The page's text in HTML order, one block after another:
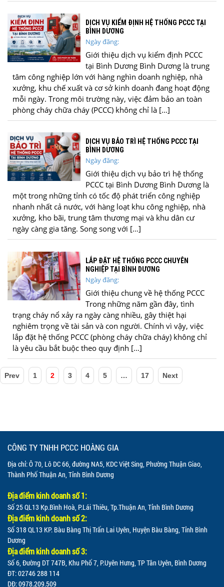
DỊCH VỤ KIỂM ĐỊNH HỆ THỐNG PCCC TẠI
BÌNH DƯƠNG
Ngày đăng:
Giới thiệu dịch vụ kiểm định PCCC
tại Bình Dương Bình Dương là trung
tâm công nghiệp lớn với hàng nghìn doanh nghiệp, nhà
xưởng, khu chế xuất và cơ sở kinh doanh đang hoạt động
mỗi ngày. Trong môi trường này, việc đảm bảo an toàn
phòng cháy chữa cháy (PCCC) không chỉ là […]
DỊCH VỤ BẢO TRÌ HỆ THỐNG PCCC TẠI
BÌNH DƯƠNG
Ngày đăng:
Giới thiệu dịch vụ bảo trì hệ thống
PCCC tại Bình Dương Bình Dương là
một trong những tỉnh có tốc độ phát triển công nghiệp
nhanh nhất cả nước, với hàng loạt khu công nghiệp, nhà
xưởng, kho bãi, trung tâm thương mại và khu dân cư
ngày càng gia tăng. Song song với […]
LẮP ĐẶT HỆ THỐNG PCCC CHUYÊN
NGHIỆP TẠI BÌNH DƯƠNG
Ngày đăng:
Giới thiệu chung về hệ thống PCCC
Trong những năm gần đây, tình
trạng cháy nổ xảy ra ngày càng nhiều, gây thiệt hại
nghiêm trọng về tài sản và con người. Chính vì vậy, việc
lắp đặt hệ thống PCCC (phòng cháy chữa cháy) không chỉ
là yêu cầu bắt buộc theo quy định […]
Prev 1 2 3 4 5 … 17 Next
CÔNG TY TNHH PCCC HOÀNG GIA
Địa chỉ: Ô 70, Lô DC 66, đường NA5, KDC Việt Sing, Phường Thuận Giao,
Thành Phố Thuận An, Tỉnh Bình Dương
Địa điểm kinh doanh số 1:
Số 25 QL13 Kp.Bình Hoà, P.Lái Thiêu, Tp.Thuận An, Tỉnh Bình Dương
Địa điểm kinh doanh số 2:
Số 318 QL13 KP. Bàu Bàng Thị Trấn Lai Uyên, Huyện Bàu Bàng, Tỉnh Bình
Dương
Địa điểm kinh doanh số 3:
Số 6, Đường DT 747B, Khu Phố 7, P.Uyên Hưng, TP Tân Uyên, Bình Dương
ĐT: 02746 288 114
DĐ: 0978.209.509